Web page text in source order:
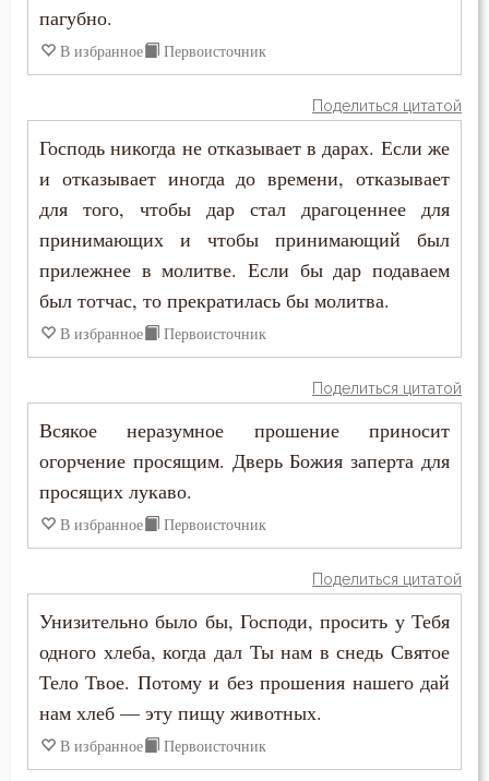
Богатство
Богоугождение
Борьба
Будущее
Вера
Вечные муки
Власть
Воздержание
Вознесение
Воля Божия
Воплощение
Симеон Новый Богослов
пагубно.
В избранное Первоисточник
Поделиться цитатой
Господь никогда не отказывает в дарах. Если же
и отказывает иногда до времени, отказывает
для того, чтобы дар стал драгоценнее для
принимающих и чтобы принимающий был
прилежнее в молитве. Если бы дар подаваем
был тотчас, то прекратилась бы молитва.
В избранное Первоисточник
Поделиться цитатой
Всякое неразумное прошение приносит
огорчение просящим. Дверь Божия заперта для
просящих лукаво.
В избранное Первоисточник
Поделиться цитатой
Унизительно было бы, Господи, просить у Тебя
одного хлеба, когда дал Ты нам в снедь Святое
Тело Твое. Потому и без прошения нашего дай
нам хлеб — эту пищу животных.
В избранное Первоисточник